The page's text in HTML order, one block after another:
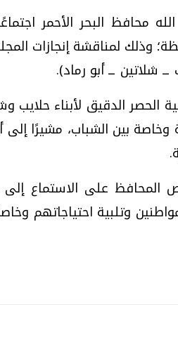
محافظ البحر الأحمر
وذلك لمناقشة إنجازات
شلاتين ــ أبو رماد).
الحصر الدقيق لأبناء حلايب
بين الشباب، مشيرًا إلى
على الاستماع
وتلبية احتياجاتهم
دليلك للتنسيق الجامعي ..
وإجابات
السبت، 01 اغسطس 2026 10:25 ص